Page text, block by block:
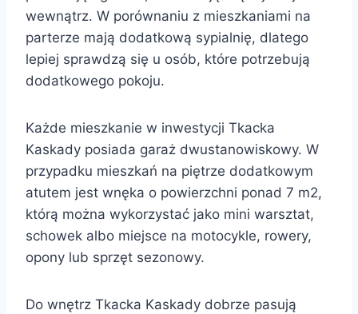
wewnątrz. W porównaniu z mieszkaniami na
parterze mają dodatkową sypialnię, dlatego
lepiej sprawdzą się u osób, które potrzebują
dodatkowego pokoju.
Każde mieszkanie w inwestycji Tkacka
Kaskady posiada garaż dwustanowiskowy. W
przypadku mieszkań na piętrze dodatkowym
atutem jest wnęka o powierzchni ponad 7 m2,
którą można wykorzystać jako mini warsztat,
schowek albo miejsce na motocykle, rowery,
opony lub sprzęt sezonowy.
Do wnętrz Tkacka Kaskady dobrze pasują